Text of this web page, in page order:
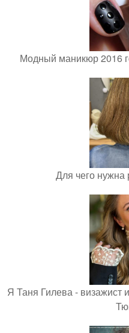
Модный маникюр 2016
Для чего нужна
Я Таня Гилева - визажист